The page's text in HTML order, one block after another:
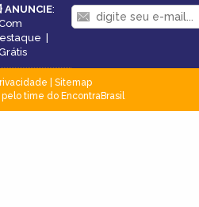
ANUNCIE:
|
Sitemap
time do EncontraBrasil